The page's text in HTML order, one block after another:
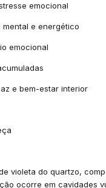
emocional
e energético
emocional
e bem-estar interior
violeta do quartzo,
ocorre em cavidades